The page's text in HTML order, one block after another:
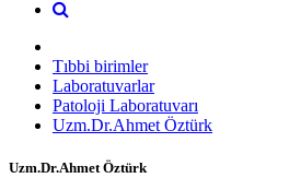
Tıbbi birimler
Laboratuvarlar
Patoloji Laboratuvarı
Uzm.Dr.Ahmet Öztürk
Uzm.Dr.Ahmet Öztürk